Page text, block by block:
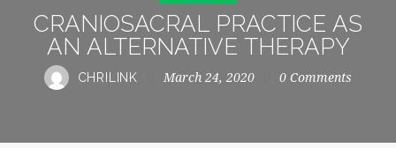
CRANIOSACRAL PRACTICE AS
AN ALTERNATIVE THERAPY
CHRILINK March 24, 2020 0 Comments